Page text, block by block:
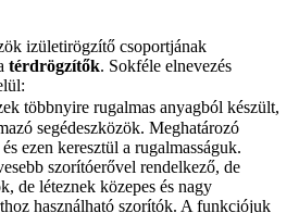
izületirögzítő csoportjának
térdrögzítők. Sokféle elnevezés
többnyire rugalmas anyagból készült,
segédeszközök. Meghatározó
ezen keresztül a rugalmasságuk.
szorítóerővel rendelkező, de
de léteznek közepes és nagy
használható szorítók. A funkciójuk